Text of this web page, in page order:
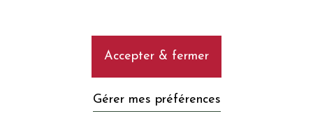
Accepter & fermer
Gérer mes préférences